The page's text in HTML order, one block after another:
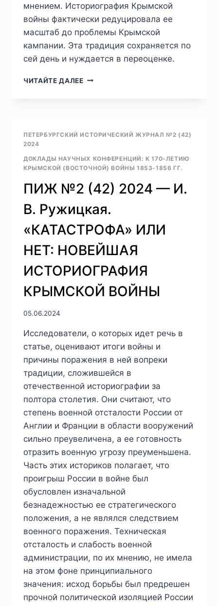
мнением. Историография Крымской
войны фактически редуцировала ее
масштаб до проблемы Крымской
кампании. Эта традиция сохраняется по
сей день и нуждается в переоценке.
ЧИТАЙТЕ ДАЛЕЕПИЖ
М.
КРЫМСКАЯ
(ВОСТОЧНАЯ)
ВОЙНА
РОССИИ:
СТРАТЕГИЯ
ОБЩЕСТВЕННОЕ
МНЕНИЕ
ПЕТЕРБУРГСКИЙ ИСТОРИЧЕСКИЙ ЖУРНАЛ №2 (42)
2024
ДОКЛАДЫ НАУЧНЫХ КОНФЕРЕНЦИЙ: К 170-ЛЕТИЮ
КРЫМСКОЙ (ВОСТОЧНОЙ) ВОЙНЫ 1853-1856 ГГ.
ПИЖ №2 (42) 2024 — И.
В. Ружицкая.
«КАТАСТРОФА» ИЛИ
НЕТ: НОВЕЙШАЯ
ИСТОРИОГРАФИЯ
КРЫМСКОЙ ВОЙНЫ
05.06.2024
Исследователи, о которых идет речь в
статье, оценивают итоги войны и
причины поражения в ней вопреки
традиции, сложившейся в
отечественной историографии за
полтора столетия. Они считают, что
степень военной отсталости России от
Англии и Франции в области вооружений
сильно преувеличена, а ее готовность
отразить военную угрозу преуменьшена.
Часть этих историков полагает, что
проигрыш России в войне был
обусловлен изначальной
безнадежностью ее стратегического
положения, а не являлся следствием
военного поражения. Техническая
отсталость и слабость военной
администрации, по их мнению, не имела
на этом фоне принципиального
значения: исход борьбы был предрешен
прочной политической изоляцией России